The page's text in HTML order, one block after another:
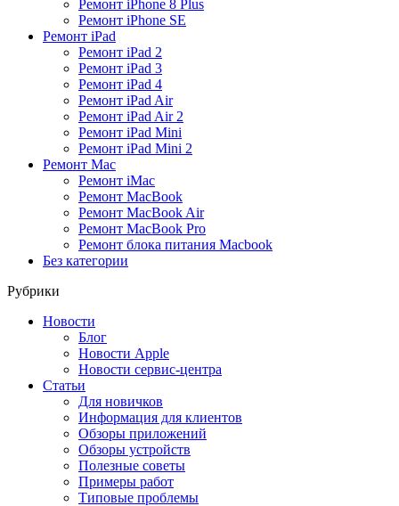
Ремонт iPhone 8 Plus
Ремонт iPhone SE
Ремонт iPad
Ремонт iPad 2
Ремонт iPad 3
Ремонт iPad 4
Ремонт iPad Air
Ремонт iPad Air 2
Ремонт iPad Mini
Ремонт iPad Mini 2
Ремонт Mac
Ремонт iMac
Ремонт MacBook
Ремонт MacBook Air
Ремонт MacBook Pro
Ремонт блока питания Macbook
Без категории
Рубрики
Новости
Блог
Новости Apple
Новости сервис-центра
Статьи
Для новичков
Информация для клиентов
Обзоры приложений
Обзоры устройств
Полезные советы
Примеры работ
Типовые проблемы